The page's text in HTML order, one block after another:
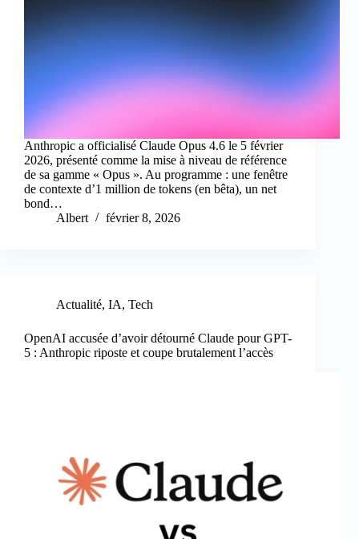
Anthropic a officialisé Claude Opus 4.6 le 5 février
2026, présenté comme la mise à niveau de référence
de sa gamme « Opus ». Au programme : une fenêtre
de contexte d’1 million de tokens (en bêta), un net
bond…
Albert
février 8, 2026
Actualité, IA, Tech
OpenAI accusée d’avoir détourné Claude pour GPT-
5 : Anthropic riposte et coupe brutalement l’accès